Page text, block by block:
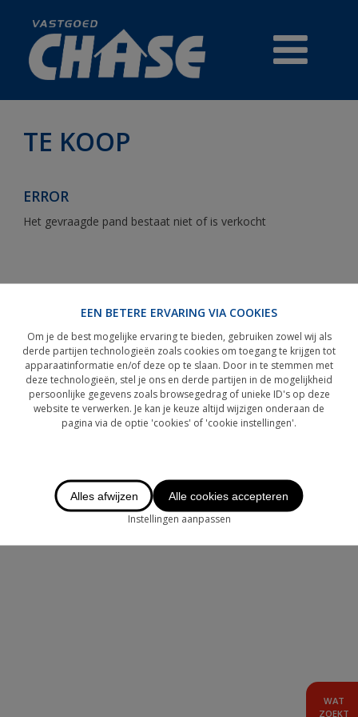
REFERENTIES
GRATIS WAARDEBEPALING
OVER CHASE
LOGIN
AANBOD BUITENLAND
TE KOOP
ERROR
Het gevraagde pand bestaat niet of is verkocht
WAT
ZOEKT
EEN BETERE ERVARING VIA COOKIES
Om je de best mogelijke ervaring te bieden, gebruiken zowel wij als
derde partijen technologieën zoals cookies om toegang te krijgen tot
apparaatinformatie en/of deze op te slaan. Door in te stemmen met
deze technologieën, stel je ons en derde partijen in de mogelijkheid
persoonlijke gegevens zoals browsegedrag of unieke ID's op deze
website te verwerken. Je kan je keuze altijd wijzigen onderaan de
pagina via de optie 'cookies' of 'cookie instellingen'.
Alles afwijzen Alle cookies accepteren
Instellingen aanpassen